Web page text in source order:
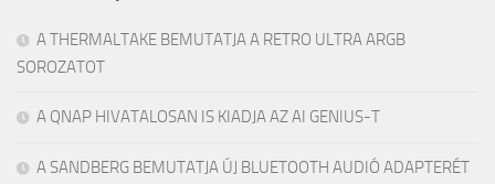
A THERMALTAKE BEMUTATJA A RETRO ULTRA ARGB
SOROZATOT
A QNAP HIVATALOSAN IS KIADJA AZ AI GENIUS-T
A SANDBERG BEMUTATJA ÚJ BLUETOOTH AUDIÓ ADAPTERÉT